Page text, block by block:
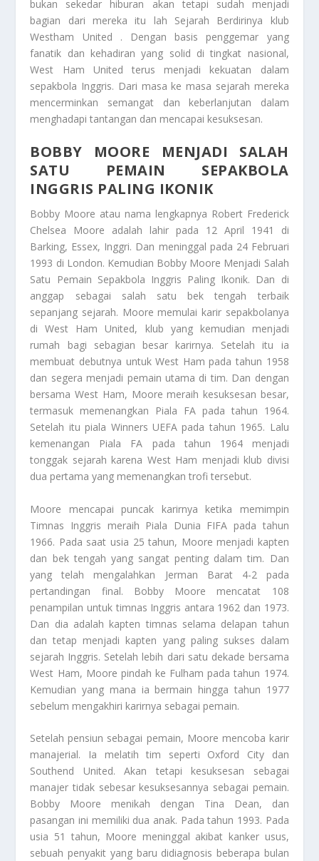
bukan sekedar hiburan akan tetapi sudah menjadi
bagian dari mereka itu lah Sejarah
Berdirinya klub
Westham United .
Dengan basis penggemar yang
fanatik dan kehadiran yang solid di tingkat nasional,
West Ham United terus menjadi kekuatan dalam
sepakbola Inggris. Dari masa ke masa sejarah mereka
mencerminkan semangat dan keberlanjutan dalam
menghadapi tantangan dan mencapai kesuksesan.
BOBBY MOORE MENJADI SALAH
SATU PEMAIN SEPAKBOLA
INGGRIS PALING IKONIK
Bobby Moore atau nama lengkapnya Robert Frederick
Chelsea Moore adalah lahir pada 12 April 1941 di
Barking, Essex, Inggri. Dan meninggal pada 24 Februari
1993 di London. Kemudian Bobby Moore Menjadi Salah
Satu Pemain Sepakbola Inggris Paling Ikonik. Dan di
anggap sebagai salah satu bek tengah terbaik
sepanjang sejarah. Moore memulai karir sepakbolanya
di West Ham United, klub yang kemudian menjadi
rumah bagi sebagian besar karirnya. Setelah itu ia
membuat debutnya untuk West Ham pada tahun 1958
dan segera menjadi pemain utama di tim. Dan dengan
bersama West Ham, Moore meraih kesuksesan besar,
termasuk memenangkan Piala FA pada tahun 1964.
Setelah itu piala Winners UEFA pada tahun 1965. Lalu
kemenangan Piala FA pada tahun 1964 menjadi
tonggak sejarah karena West Ham menjadi klub divisi
dua pertama yang memenangkan trofi tersebut.
Moore mencapai puncak karirnya ketika memimpin
Timnas Inggris meraih Piala Dunia FIFA pada tahun
1966. Pada saat usia 25 tahun, Moore menjadi kapten
dan bek tengah yang sangat penting dalam tim. Dan
yang telah mengalahkan Jerman Barat 4-2 pada
pertandingan final. Bobby Moore mencatat 108
penampilan untuk timnas Inggris antara 1962 dan 1973.
Dan dia adalah kapten timnas selama delapan tahun
dan tetap menjadi kapten yang paling sukses dalam
sejarah Inggris. Setelah lebih dari satu dekade bersama
West Ham, Moore pindah ke Fulham pada tahun 1974.
Kemudian yang mana ia bermain hingga tahun 1977
sebelum mengakhiri karirnya sebagai pemain.
Setelah pensiun sebagai pemain, Moore mencoba karir
manajerial. Ia melatih tim seperti Oxford City dan
Southend United. Akan tetapi kesuksesan sebagai
manajer tidak sebesar kesuksesannya sebagai pemain.
Bobby Moore menikah dengan Tina Dean, dan
pasangan ini memiliki dua anak. Pada tahun 1993. Pada
usia 51 tahun, Moore meninggal akibat kanker usus,
sebuah penyakit yang baru didiagnosis beberapa bulan